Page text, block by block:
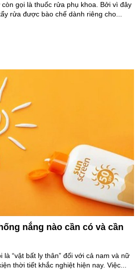
gọi là thuốc rửa phụ khoa. Bởi vì đây
rửa được bào chế dành riêng cho...
nắng nào cần có và cần
là “vật bất ly thân” đối với cả nam và nữ
thời tiết khắc nghiệt hiện nay. Việc...